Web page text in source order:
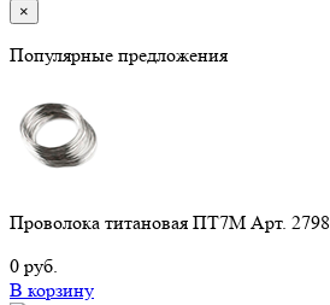
×
Популярные предложения
Проволока титановая ПТ7М Арт. 2798
0 руб.
В корзину